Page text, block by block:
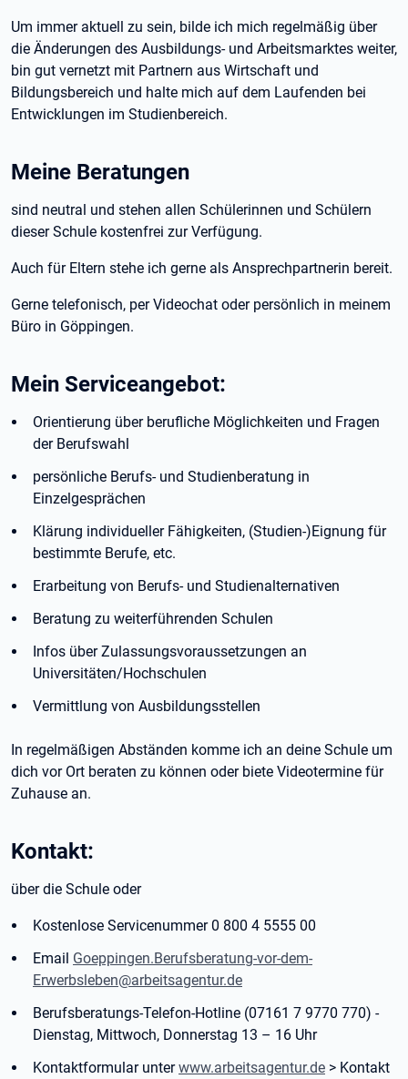
Um immer aktuell zu sein, bilde ich mich regelmäßig über
die Änderungen des Ausbildungs- und Arbeitsmarktes weiter,
bin gut vernetzt mit Partnern aus Wirtschaft und
Bildungsbereich und halte mich auf dem Laufenden bei
Entwicklungen im Studienbereich.
Meine Beratungen
sind neutral und stehen allen Schülerinnen und Schülern
dieser Schule kostenfrei zur Verfügung.
Auch für Eltern stehe ich gerne als Ansprechpartnerin bereit.
Gerne telefonisch, per Videochat oder persönlich in meinem
Büro in Göppingen.
Mein Serviceangebot:
Orientierung über berufliche Möglichkeiten und Fragen
der Berufswahl
persönliche Berufs- und Studienberatung in
Einzelgesprächen
Klärung individueller Fähigkeiten, (Studien-)Eignung für
bestimmte Berufe, etc.
Erarbeitung von Berufs- und Studienalternativen
Beratung zu weiterführenden Schulen
Infos über Zulassungsvoraussetzungen an
Universitäten/Hochschulen
Vermittlung von Ausbildungsstellen
In regelmäßigen Abständen komme ich an deine Schule um
dich vor Ort beraten zu können oder biete Videotermine für
Zuhause an.
Kontakt:
über die Schule oder
Kostenlose Servicenummer 0 800 4 5555 00
Email Goeppingen.Berufsberatung-vor-dem-
Erwerbsleben@arbeitsagentur.de
Berufsberatungs-Telefon-Hotline (07161 7 9770 770) -
Dienstag, Mittwoch, Donnerstag 13 – 16 Uhr
Kontaktformular unterwww.arbeitsagentur.de > Kontakt